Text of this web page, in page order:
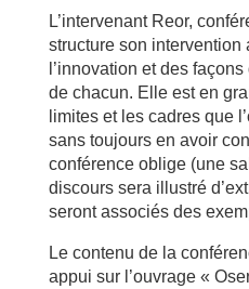
L’intervenant Reor,
structure son intervention
l’innovation et des
de chacun. Elle est en
limites et les cadres que
sans toujours en avoir
conférence oblige (une
discours sera illustré
seront associés des
Le contenu de la
appui sur l’ouvrage «